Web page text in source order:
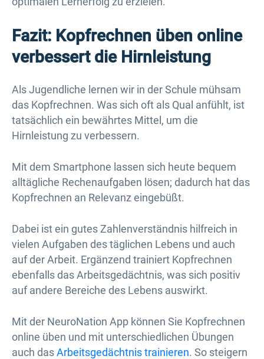
Fazit: Kopfrechnen üben online
verbessert die Hirnleistung
Als Jugendliche lernen wir in der Schule mühsam
das Kopfrechnen. Was sich oft als Qual anfühlt, ist
tatsächlich ein bewährtes Mittel, um die
Hirnleistung zu verbessern.
Mit dem Smartphone lassen sich heute bequem
alltägliche Rechenaufgaben lösen; dadurch hat das
Kopfrechnen an Relevanz eingebüßt.
Dabei ist ein gutes Zahlenverständnis hilfreich in
vielen Aufgaben des täglichen Lebens und auch
auf der Arbeit. Ergänzend trainiert Kopfrechnen
ebenfalls das Arbeitsgedächtnis, was sich positiv
auf andere Bereiche des Lebens auswirkt.
Mit der NeuroNation App können Sie Kopfrechnen
online üben und mit unterschiedlichen Übungen
auch dasArbeitsgedächtnis trainieren. So steigern